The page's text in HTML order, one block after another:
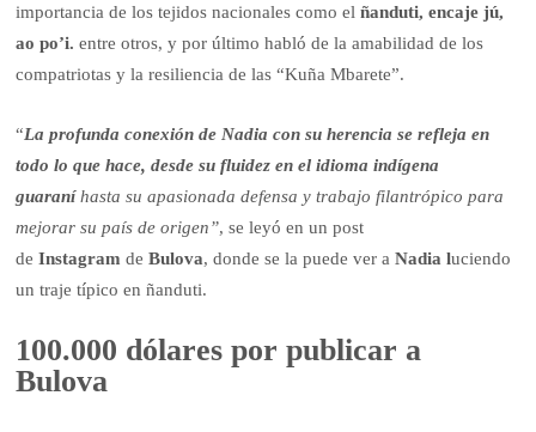
importancia de los tejidos nacionales como el ñanduti, encaje jú,
ao po’i.entre otros, y por último habló de la amabilidad de los
compatriotas y la resiliencia de las “Kuña Mbarete”.
“La profunda conexión de Nadia con su herencia se refleja en
todo lo que hace, desde su fluidez en el idioma indígena
guaraníhasta su apasionada defensa y trabajo filantrópico para
mejorar su país de origen”, se leyó en un post
de Instagram deBulova, donde se la puede ver aNadia luciendo
un traje típico en ñanduti.
100.000 dólares por publicar a
Bulova